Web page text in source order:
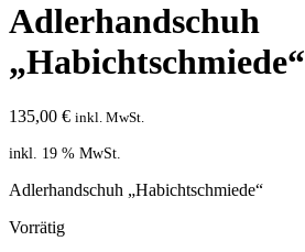
Adlerhandschuh
„Habichtschmiede“
135,00 € inkl. MwSt.
inkl. 19 % MwSt.
Adlerhandschuh „Habichtschmiede“
Vorrätig